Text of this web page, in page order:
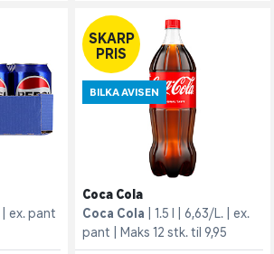
ex. pant
SKARP
PRIS
BILKA AVISEN
Coca Cola
Coca Cola
1.5 l 6,63/L.
ex.
pant
Maks 12 stk. til 9,95